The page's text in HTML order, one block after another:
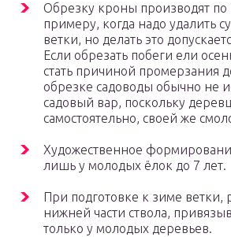
Обрезку кроны производят по
примеру, когда надо удалить
ветки, но делать это
Если обрезать побеги ели
стать причиной промерзания
обрезке садоводы обычно не
садовый вар, поскольку
самостоятельно, своей же
Художественное
лишь у молодых ёлок до 7 лет.
При подготовке к зиме ветки,
нижней части ствола,
только у молодых деревьев.